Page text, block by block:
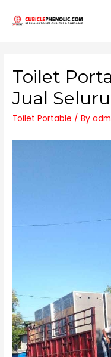
Toilet
Jual
Toilet Portable / By